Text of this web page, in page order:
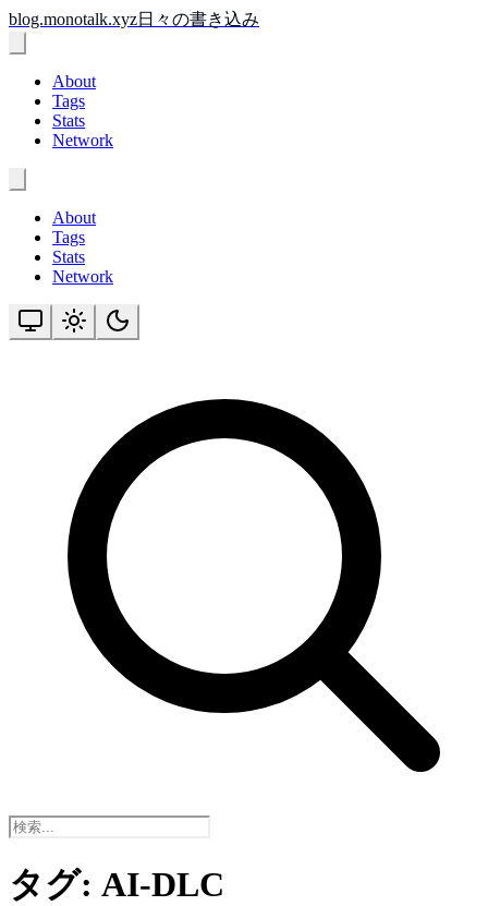
このヘッダーには、サイトのロゴ、ナビゲーションメニュ
メインコンテンツへスキップ
サイトのロゴとタイトル。クリックするとホームページに移
blog.monotalk.xyz日々の書き込み
About
Tags
Stats
Network
About
Tags
Stats
Network
サイトのユーティリティ機能です。記事の検索とサイトテ
サイトの表示テーマを切り替えます。ライトモード、ダー
テーマ切り替え
現在のテーマ:
タグ: AI-DLC